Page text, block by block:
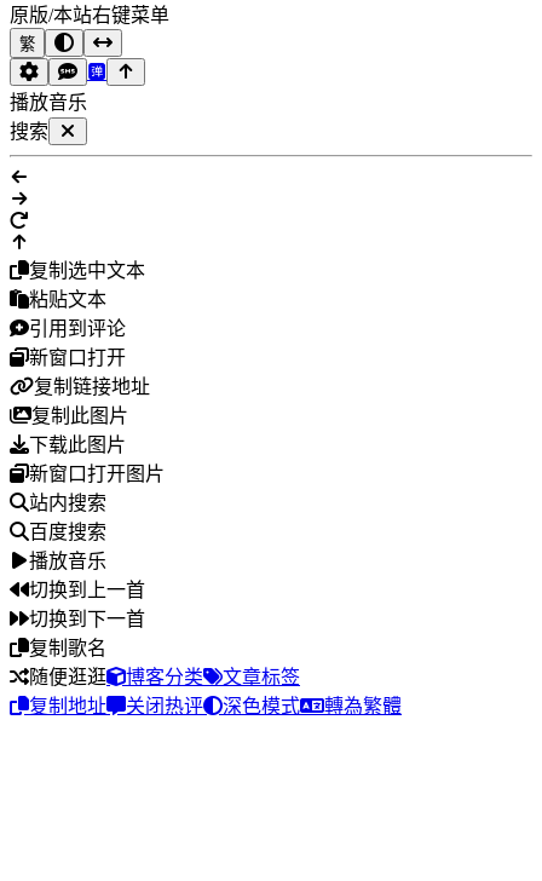
原版/本站右键菜单
繁
播放音乐
搜索
复制选中文本
粘贴文本
引用到评论
新窗口打开
复制链接地址
复制此图片
下载此图片
新窗口打开图片
站内搜索
百度搜索
播放音乐
切换到上一首
切换到下一首
复制歌名
随便逛逛
博客分类
文章标签
复制地址
关闭热评 深色模式 轉為繁體